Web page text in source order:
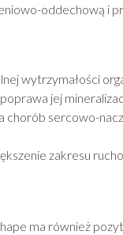
oddechową i
wytrzymałości
jej
chorób sercowo-
zakresu
ma również